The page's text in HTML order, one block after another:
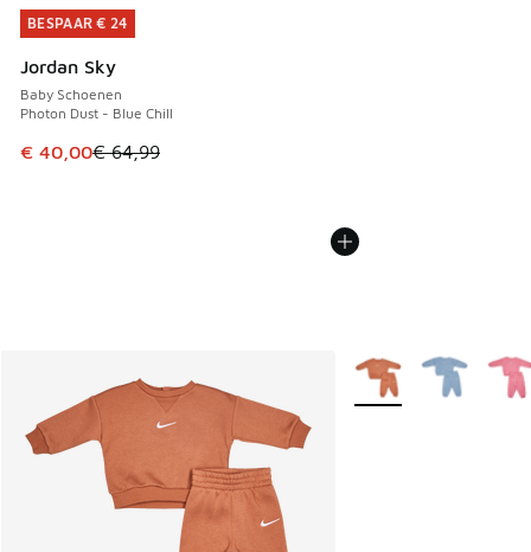
BESPAAR € 24
Jordan Sky
Baby Schoenen
Photon Dust - Blue Chill
Dit artikel is in de uitverkoop. Dit artikel is in de
€ 40,00€ 64,99
BESPAAR € 24
Meer kleuren